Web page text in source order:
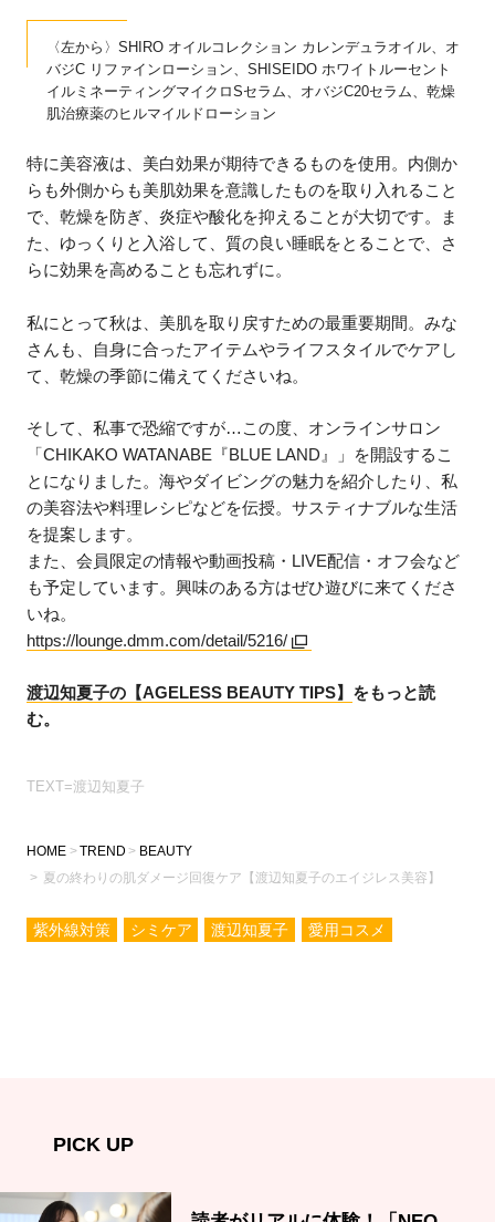
〈左から〉SHIRO オイルコレクション カレンデュラオイル、オ
バジC リファインローション、SHISEIDO ホワイトルーセント
イルミネーティングマイクロSセラム、オバジC20セラム、乾燥
肌治療薬のヒルマイルドローション
特に美容液は、美白効果が期待できるものを使用。内側か
らも外側からも美肌効果を意識したものを取り入れること
で、乾燥を防ぎ、炎症や酸化を抑えることが大切です。ま
た、ゆっくりと入浴して、質の良い睡眠をとることで、さ
らに効果を高めることも忘れずに。
私にとって秋は、美肌を取り戻すための最重要期間。みな
さんも、自身に合ったアイテムやライフスタイルでケアし
て、乾燥の季節に備えてくださいね。
そして、私事で恐縮ですが…この度、オンラインサロン
「CHIKAKO WATANABE『BLUE LAND』」を開設するこ
とになりました。海やダイビングの魅力を紹介したり、私
の美容法や料理レシピなどを伝授。サスティナブルな生活
を提案します。
また、会員限定の情報や動画投稿・LIVE配信・オフ会など
も予定しています。興味のある方はぜひ遊びに来てくださ
いね。
https://lounge.dmm.com/detail/5216/
渡辺知夏子の【AGELESS BEAUTY TIPS】 をもっと読
む。
TEXT=渡辺知夏子
HOME TREND
BEAUTY
夏の終わりの肌ダメージ回復ケア【渡辺知夏子のエイジレス美容】
紫外線対策 シミケア 渡辺知夏子 愛用コスメ
PICK UP